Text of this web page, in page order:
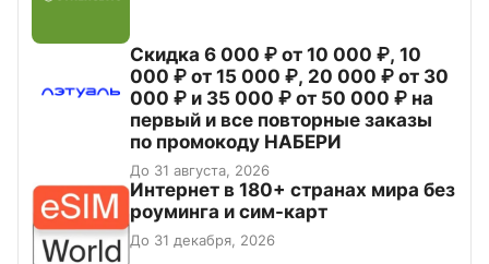
Скидка 6 000 ₽ от 10 000 ₽, 10
000 ₽ от 15 000 ₽, 20 000 ₽ от 30
000 ₽ и 35 000 ₽ от 50 000 ₽ на
первый и все повторные заказы
по промокоду НАБЕРИ
До 31 августа, 2026
Интернет в 180+ странах мира без
роуминга и сим-карт
До 31 декабря, 2026